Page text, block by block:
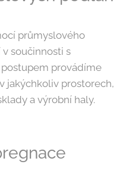
průmyslového
součinnosti s
provádíme
jakýchkoliv prostorech,
a výrobní haly.